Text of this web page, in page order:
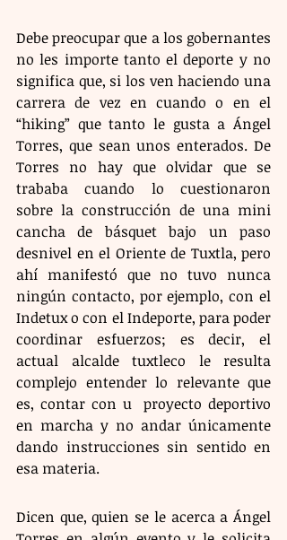
Debe preocupar que a los gobernantes
no les importe tanto el deporte y no
significa que, si los ven haciendo una
carrera de vez en cuando o en el
“hiking” que tanto le gusta a Ángel
Torres, que sean unos enterados. De
Torres no hay que olvidar que se
trababa cuando lo cuestionaron
sobre la construcción de una mini
cancha de básquet bajo un paso
desnivel en el Oriente de Tuxtla, pero
ahí manifestó que no tuvo nunca
ningún contacto, por ejemplo, con el
Indetux o con el Indeporte, para poder
coordinar esfuerzos; es decir, el
actual alcalde tuxtleco le resulta
complejo entender lo relevante que
es, contar con u  proyecto deportivo
en marcha y no andar únicamente
dando instrucciones sin sentido en
esa materia.
Dicen que, quien se le acerca a Ángel